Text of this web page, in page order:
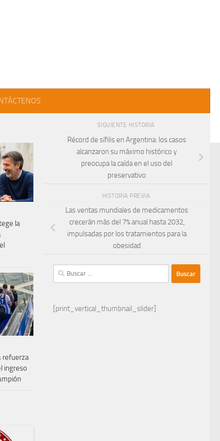
SIGUIENTE HISTORIA
Récord de sífilis en Argentina: los casos
alcanzaron su máximo histórico y
preocupa la caída en el uso del
preservativo
HISTORIA PREVIA
Las ventas mundiales de medicamentos
crecerán más del 7% anual hasta 2032,
impulsadas por los tratamientos para la
obesidad
Buscar:
[print_vertical_thumbnail_slider]
la
refuerza
ingreso